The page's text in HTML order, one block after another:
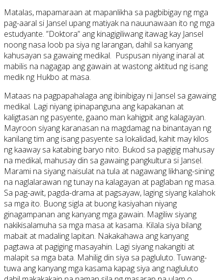
Matalas, mapamaraan at mapanlikha sa pagbibigay ng mga
pag-aaral si Jansel upang matiyak na nauunawaan ito ng mga
estudyante. ”Doktora” ang kinagigiliwang itawag kay Jansel
noong nasa loob pa siya ng larangan, dahil sa kanyang
kahusayan sa gawaing medikal. Puspusan niyang inaral at
mabilis na nagagap ang gawain at wastong aktitud ng isang
medik ng Hukbo at masa.
Mataas na pagpapahalaga ang ibinibigay ni Jansel sa gawaing
medikal. Lagi niyang ipinapanguna ang kapakanan at
kaligtasan ng pasyente, gaano man kahigpit ang kalagayan.
Mayroon siyang karanasan na magdamag na binantayan ng
kanilang tim ang isang pasyente sa lokalidad, kahit may kilos
ng kaaway sa katabing baryo nito. Bukod sa pagigig mahusay
na medikal, mahusay din sa gawaing pangkultura si Jansel.
Marami na siyang naisulat na tula at nagawang likhang-sining
na naglalarawan ng tunay na kalagayan at paglaban ng masa.
Sa pag-awit, pagda-drama at pagsayaw, laging siyang kalahok
sa mga ito. Buong sigla at buong kasiyahan niyang
ginagampanan ang kanyang mga gawain. Magiliw siyang
nakikisalamuha sa mga masa at kasama. Kilala siya bilang
mabait at madaling lapitan. Nakakahawa ang kanyang
pagtawa at pagiging masayahin. Lagi siyang nakangiti at
malapit sa mga bata. Mahilig din siya sa pagluluto. Tuwang-
tuwa ang kanyang mga kasama kapag siya ang nagluluto